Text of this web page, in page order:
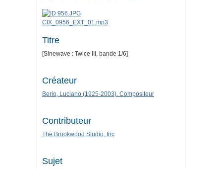
CIX_0956_EXT_01.mp3
Titre
[Sinewave : Twice III, bande 1/6]
Créateur
Berio, Luciano (1925-2003). Compositeur
Contributeur
The Brookwood Studio, Inc
Sujet